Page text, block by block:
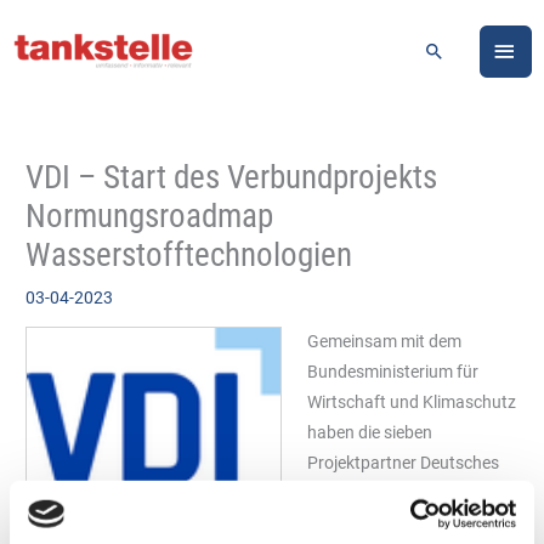
Inhalt
Suchen
VDI – Start des Verbundprojekts
Normungsroadmap
Wasserstofftechnologien
03-04-2023
Logo: VDI
Gemeinsam mit dem
Bundesministerium für
Wirtschaft und Klimaschutz
haben die sieben
Projektpartner Deutsches
(DIN), Deutsche